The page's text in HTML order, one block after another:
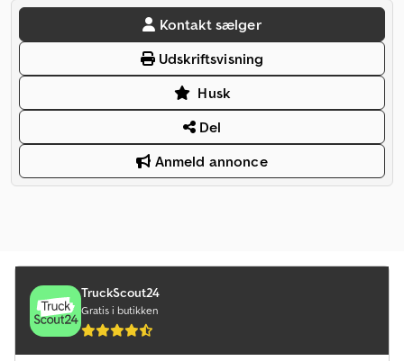
Kontakt sælger
Udskriftsvisning
Husk
Del
Anmeld annonce
TruckScout24
Gratis i butikken